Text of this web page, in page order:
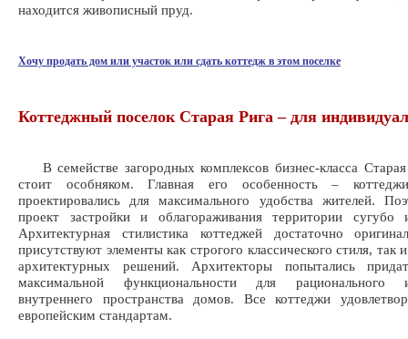
находится живописный пруд.
Хочу продать дом или участок или сдать коттедж в этом поселке
Коттеджный поселок Старая Рига – для
В семействе загородных комплексов бизнес-класса Старая
стоит особняком. Главная его особенность –
проектировались для максимального удобства жителей.
проект застройки и облагораживания территории сугубо
Архитектурная стилистика коттеджей достаточно
присутствуют элементы как строгого классического стиля, так
архитектурных решений. Архитекторы попытались
максимальной функциональности для рационального
внутреннего пространства домов. Все коттеджи
европейским стандартам.